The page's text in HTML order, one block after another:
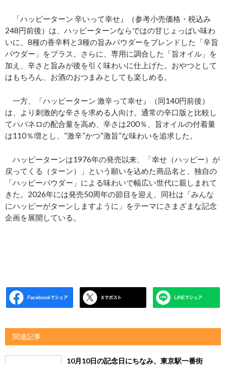
「ハッピーターン 辛いって幸せ』（参考小売価格・税込み
248円前後）は、ハッピーターンならではの甘じょっぱい味わ
いに、8種の香辛料と3種の旨みパウダーをブレンドした「辛旨
パウダー」をプラス。さらに、専用に調合した「旨オイル」を
加え、辛さと旨みが後を引く味わいに仕上げた。おやつとして
はもちろん、お酒のおつまみとしても楽しめる。
一方、「ハッピーターン 激辛って幸せ』（同140円前後）
は、より刺激的な辛さを求める人向け。通常の辛口版と比較し
てハバネロの配合量を高め、辛さは200％、旨オイルの付着量
は110％増とし、“激辛”かつ“激旨”な味わいを追求した。
ハッピーターンは1976年の発売以来、「幸せ（ハッピー）が
戻ってくる（ターン）」という願いを込めた商品名と、独自の
「ハッピーパウダー」による味わいで幅広い世代に親しまれて
きた。2026年には発売50周年の節目を迎え、同社は「みんな
にハッピーがターンしますように」をテーマにさまざまな記念
企画を展開している。
関連記事
10月10日の記念日にちなみ、東京駅一番街